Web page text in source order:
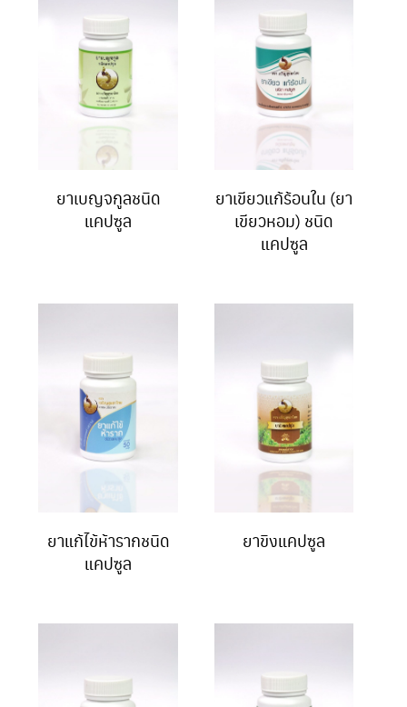
ยาเบญจกูลชนิด
แคปซูล
ยาเขียวแก้ร้อนใน (ยา
เขียวหอม) ชนิด
แคปซูล
ยาแก้ไข้ห้ารากชนิด
แคปซูล
ยาขิงแคปซูล